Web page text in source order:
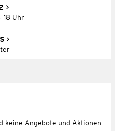
Uhr
keine Angebote und Aktionen